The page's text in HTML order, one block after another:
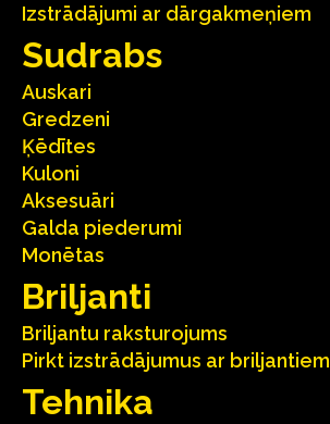
Izstrādājumi ar dārgakmeņiem
Sudrabs
Auskari
Gredzeni
Ķēdītes
Kuloni
Aksesuāri
Galda piederumi
Monētas
Briljanti
Briljantu raksturojums
Pirkt izstrādājumus ar briljantiem
Tehnika